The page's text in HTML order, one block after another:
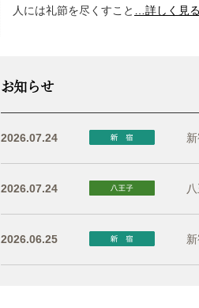
人には礼節を尽くすこと …詳しく見る
お知らせ
2026.07.24
2026.07.24
2026.06.25